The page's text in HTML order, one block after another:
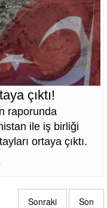
çıktı!
raporunda
ile iş birliği
ortaya çıktı.
Sonraki Son